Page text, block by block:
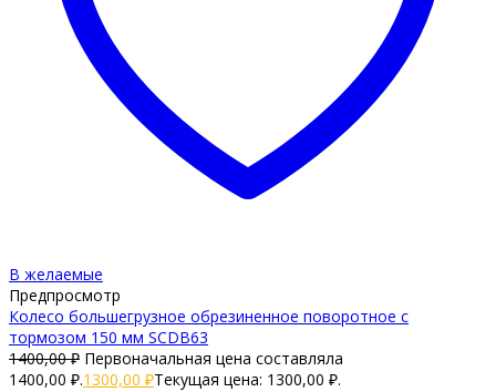
В желаемые
Предпросмотр
Колесо большегрузное обрезиненное поворотное с
тормозом 150 мм SCDB63
1400,00₽ Первоначальная цена составляла
1400,00 ₽.1300,00 ₽Текущая цена: 1300,00 ₽.